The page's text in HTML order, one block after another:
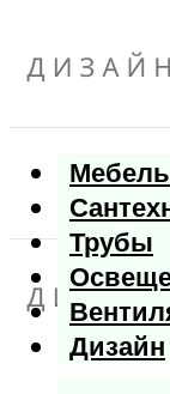
Мебель
Трубы
Дизайн